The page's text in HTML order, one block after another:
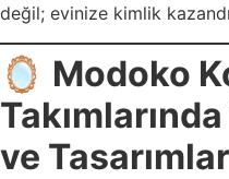
değil; evinize kimlik
🪞 Modoko
ve Tasarımlar